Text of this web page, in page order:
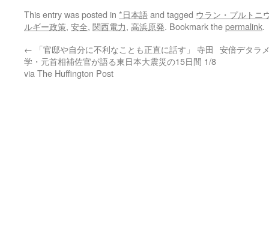
This entry was posted in *日本語and tagged ウラン・プルトニ
ルギー政策, 安全, 関西電力, 高浜原発. Bookmark thepermalink.
← 「官邸や自分に不利なことも正直に話す」 寺田
学・元首相補佐官が語る東日本大震災の15日間 1/8
via The Huffington Post
安倍デタラ